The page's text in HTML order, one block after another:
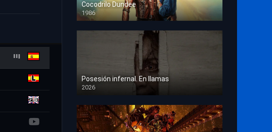
Cocodrilo Dundee
1986
HD 1080p
Posesión infernal. En llamas
2026
HD 1080p